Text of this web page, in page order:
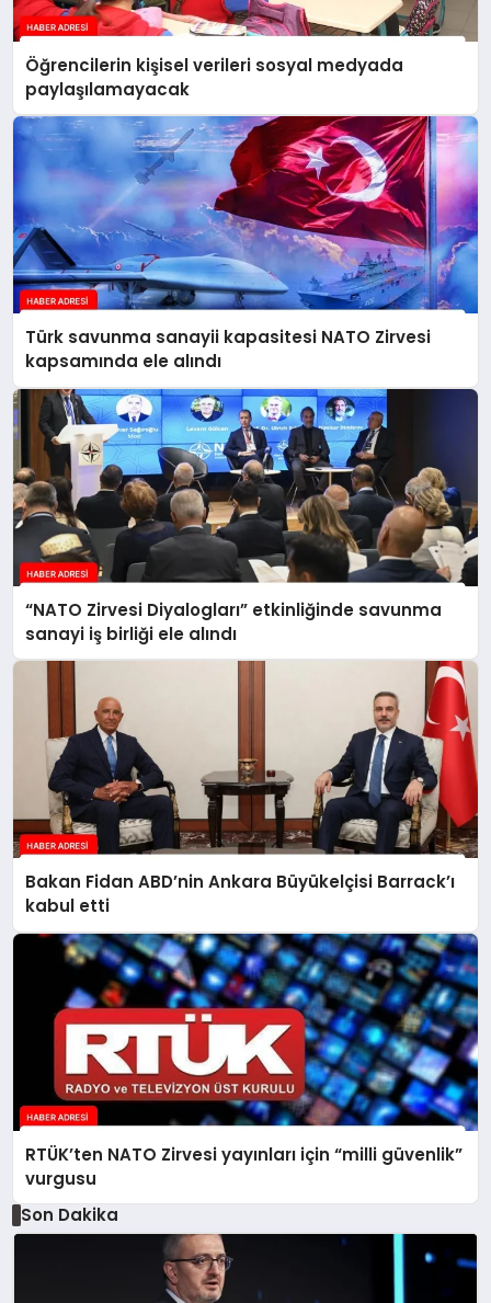
Öğrencilerin kişisel verileri sosyal medyada
paylaşılamayacak
Türk savunma sanayii kapasitesi NATO Zirvesi
kapsamında ele alındı
“NATO Zirvesi Diyalogları” etkinliğinde savunma
sanayi iş birliği ele alındı
Bakan Fidan ABD’nin Ankara Büyükelçisi Barrack’ı
kabul etti
RTÜK’ten NATO Zirvesi yayınları için “milli güvenlik”
vurgusu
Son Dakika